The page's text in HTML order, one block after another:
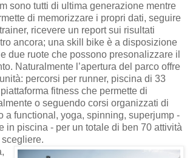
sono tutti di ultima generazione mentre
di memorizzare i propri dati, seguire
ricevere un report sui risultati
ancora; una skill bike è a disposizione
due ruote che possono presonalizzare il
Naturalmente l’apertura del parco offre
percorsi per runner, piscina di 33
fitness che permette di
o seguendo corsi organizzati di
a functional, yoga, spinning, superjump -
in piscina - per un totale di ben 70 attività